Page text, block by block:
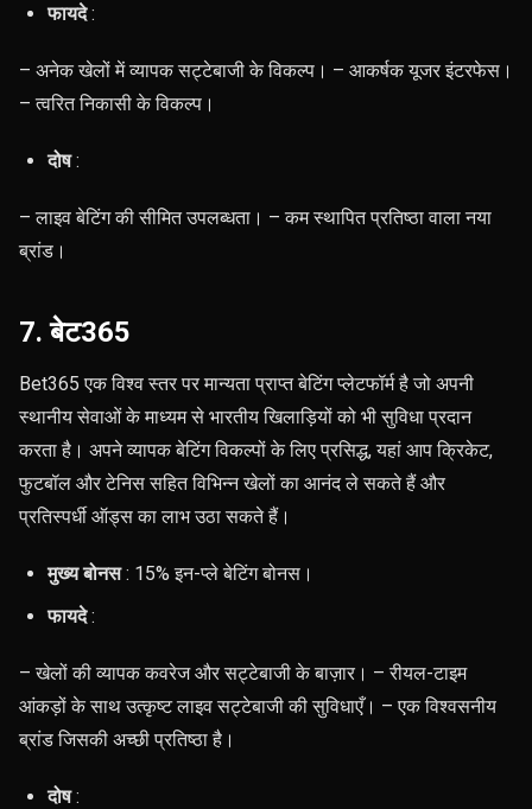
फायदे:
– अनेक खेलों में व्यापक सट्टेबाजी के विकल्प। – आकर्षक यूजर इंटरफेस।
– त्वरित निकासी के विकल्प।
दोष:
– लाइव बेटिंग की सीमित उपलब्धता। – कम स्थापित प्रतिष्ठा वाला नया
ब्रांड।
7. बेट365
Bet365 एक विश्व स्तर पर मान्यता प्राप्त बेटिंग प्लेटफॉर्म है जो अपनी
स्थानीय सेवाओं के माध्यम से भारतीय खिलाड़ियों को भी सुविधा प्रदान
करता है। अपने व्यापक बेटिंग विकल्पों के लिए प्रसिद्ध, यहां आप क्रिकेट,
फुटबॉल और टेनिस सहित विभिन्न खेलों का आनंद ले सकते हैं और
प्रतिस्पर्धी ऑड्स का लाभ उठा सकते हैं।
मुख्य बोनस: 15% इन-प्ले बेटिंग बोनस।
फायदे:
– खेलों की व्यापक कवरेज और सट्टेबाजी के बाज़ार। – रीयल-टाइम
आंकड़ों के साथ उत्कृष्ट लाइव सट्टेबाजी की सुविधाएँ। – एक विश्वसनीय
ब्रांड जिसकी अच्छी प्रतिष्ठा है।
दोष: